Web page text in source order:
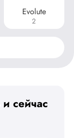
Evolute
2
и сейчас